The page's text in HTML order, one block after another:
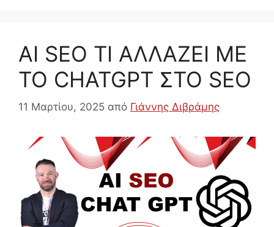
AI SEO ΤΙ ΑΛΛΑΖΕΙ ΜΕ
ΤΟ CHATGPT ΣΤΟ SEO
11 Μαρτίου, 2025 από Γιάννης Διβράμης